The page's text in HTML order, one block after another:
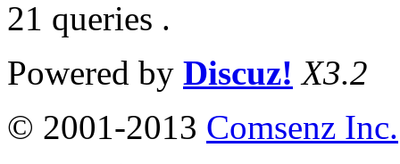
21 queries .
Powered by Discuz! X3.2
© 2001-2013 Comsenz Inc.